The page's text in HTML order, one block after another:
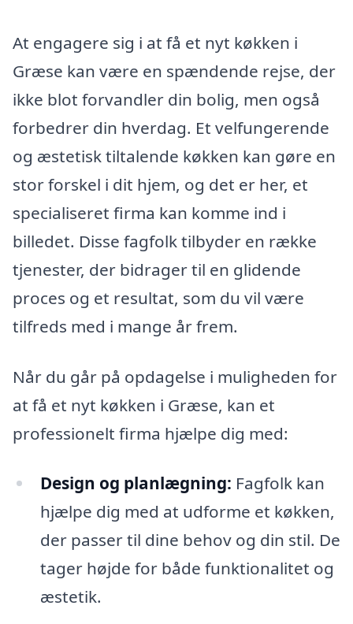
At engagere sig i at få et nyt køkken i
Græse kan være en spændende rejse, der
ikke blot forvandler din bolig, men også
forbedrer din hverdag. Et velfungerende
og æstetisk tiltalende køkken kan gøre en
stor forskel i dit hjem, og det er her, et
specialiseret firma kan komme ind i
billedet. Disse fagfolk tilbyder en række
tjenester, der bidrager til en glidende
proces og et resultat, som du vil være
tilfreds med i mange år frem.
Når du går på opdagelse i muligheden for
at få et nyt køkken i Græse, kan et
professionelt firma hjælpe dig med:
Design og planlægning: Fagfolk kan
hjælpe dig med at udforme et køkken,
der passer til dine behov og din stil. De
tager højde for både funktionalitet og
æstetik.